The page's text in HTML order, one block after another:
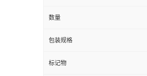
数量
包装规格
标记物